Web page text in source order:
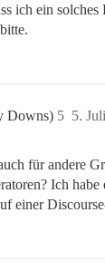
ich ein
Downs) 5.
5
für andere
Ich habe
einer